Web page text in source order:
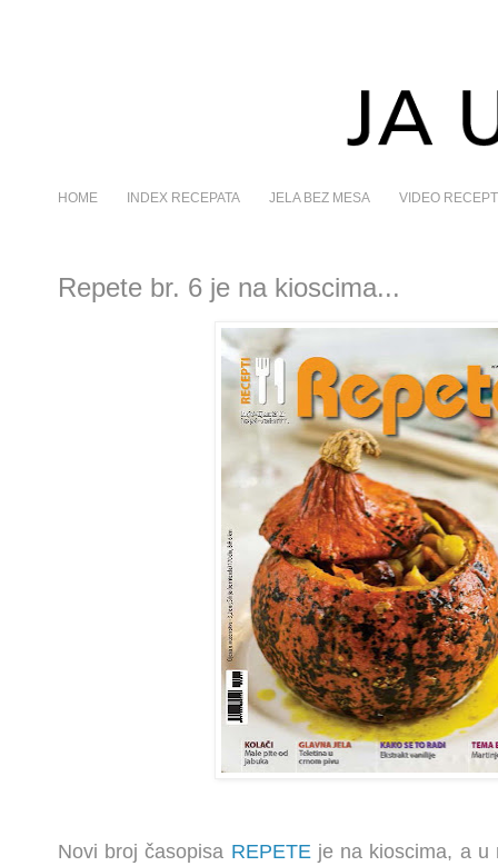
HOME INDEX RECEPATA JELA BEZ MESA VIDEO
Repete br. 6 je na kioscima...
Novi broj časopisa REPETEje na kioscima, a u